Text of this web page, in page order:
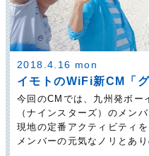
2018.4.16 mon
イモトのWiFi新CM「
今回のCMでは、九州発ボー
（ナインスターズ）のメン
現地の定番アクティビティ
メンバーの元気なノリとあ